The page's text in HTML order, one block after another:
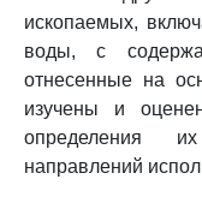
ископаемых,
воды, с
отнесенные на
изучены и
определения
направлений